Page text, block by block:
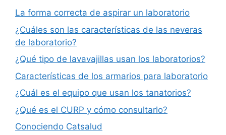
La forma correcta de aspirar un laboratorio
¿Cuáles son las características de las neveras
de laboratorio?
¿Qué tipo de lavavajillas usan los laboratorios?
Características de los armarios para laboratorio
¿Cuál es el equipo que usan los tanatorios?
¿Qué es el CURP y cómo consultarlo?
Conociendo Catsalud